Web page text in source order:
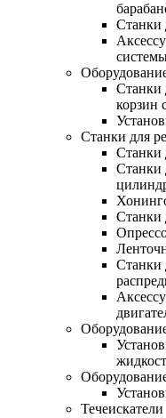
Станки
Станки
корзин
Станки для
Станки
Станки
Станки
Станки
Течеискатели